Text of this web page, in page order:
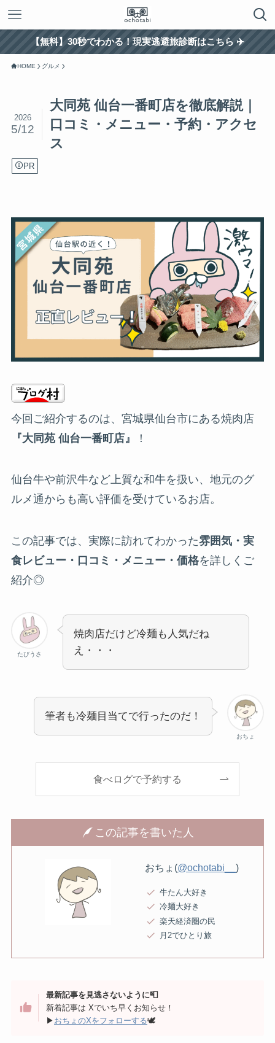
【無料】30秒でわかる！現実逃避旅診断はこちら ✈️
HOME グルメ
大同苑 仙台一番町店を徹底解説｜
口コミ・メニュー・予約・アクセ
ス
2026
5/12
PR
今回ご紹介するのは、宮城県仙台市にある焼肉店
『大同苑 仙台一番町店』
！
仙台牛や前沢牛など上質な和牛を扱い、地元のグ
ルメ通からも高い評価を受けているお店。
この記事では、実際に訪れてわかった雰囲気・実
食レビュー・ 口コミ ・ メニュー ・価格を詳しくご
紹介◎
たびうさ
焼肉店だけど冷麺も人気だね
え・・・
おちょ
筆者も冷麺目当てで行ったのだ！
食べログで予約する
この記事を書いた人
おちょ(@ochotabi__)
牛たん大好き
冷麺大好き
楽天経済圏の民
月2でひとり旅
最新記事を見逃さないように📮
新着記事は Xでいち早くお知らせ！
▶︎ おちょのXをフォローする🕊️